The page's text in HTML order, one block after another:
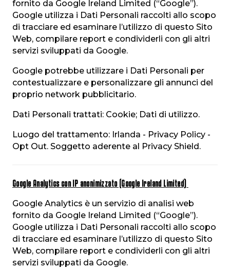
fornito da Google Ireland Limited (“Google”).
Google utilizza i Dati Personali raccolti allo scopo
di tracciare ed esaminare l’utilizzo di questo Sito
Web, compilare report e condividerli con gli altri
servizi sviluppati da Google.
Google potrebbe utilizzare i Dati Personali per
contestualizzare e personalizzare gli annunci del
proprio network pubblicitario.
Dati Personali trattati: Cookie; Dati di utilizzo.
Luogo del trattamento: Irlanda - Privacy Policy -
Opt Out. Soggetto aderente al Privacy Shield.
Google Analytics con IP anonimizzato (Google Ireland Limited)
Google Analytics è un servizio di analisi web
fornito da Google Ireland Limited (“Google”).
Google utilizza i Dati Personali raccolti allo scopo
di tracciare ed esaminare l’utilizzo di questo Sito
Web, compilare report e condividerli con gli altri
servizi sviluppati da Google.